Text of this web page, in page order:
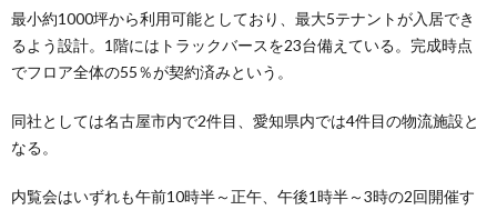
最小約1000坪から利用可能としており、最大5テナントが入居でき
るよう設計。1階にはトラックバースを23台備えている。完成時点
でフロア全体の55％が契約済みという。
同社としては名古屋市内で2件目、愛知県内では4件目の物流施設と
なる。
内覧会はいずれも午前10時半～正午、午後1時半～3時の2回開催す